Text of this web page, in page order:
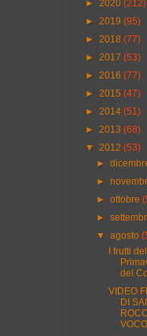
► 2020 (212)
► 2019 (95)
► 2018 (77)
► 2017 (53)
► 2016 (77)
► 2015 (47)
► 2014 (51)
► 2013 (68)
▼ 2012 (53)
►
►
►ottobre
►
▼agosto
I frutti
del
VIDEO
DI